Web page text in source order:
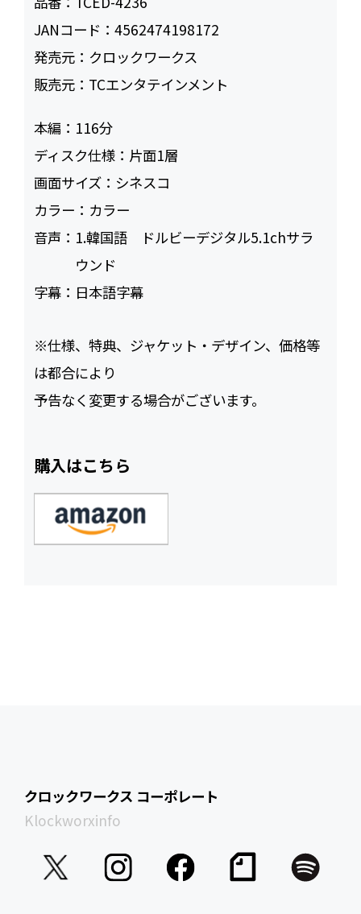
JANコード：4562474198172
発売元： クロックワークス
販売元： TCエンタテインメント
本編： 116
ディスク仕様： 片面1層
画面サイズ： シネスコ
カラー： カラー
音声： 1.韓国語 ドルビーデジタル5.1chサラ
ウンド
字幕： 日本語字幕
※仕様、特典、ジャケット・デザイン、価格等
は都合により
予告なく変更する場合がございます。
購入はこちら
クロックワークス コーポレート
Klockworxinfo